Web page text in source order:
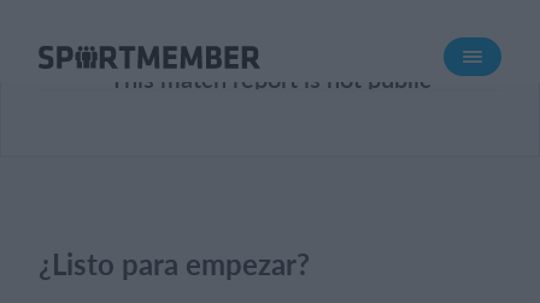
Acerca de SportMember
Calendario
This match report is not public
¿Listo para empezar?